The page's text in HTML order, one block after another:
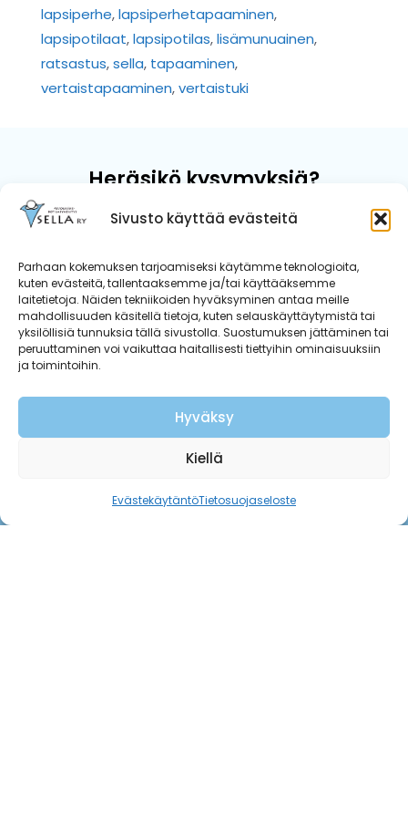
Sivusto käyttää evästeitä
Parhaan kokemuksen tarjoamiseksi käytämme teknologioita,
kuten evästeitä, tallentaaksemme ja/tai käyttääksemme
laitetietoja. Näiden tekniikoiden hyväksyminen antaa meille
mahdollisuuden käsitellä tietoja, kuten selauskäyttäytymistä tai
yksilöllisiä tunnuksia tällä sivustolla. Suostumuksen jättäminen tai
peruuttaminen voi vaikuttaa haitallisesti tiettyihin ominaisuuksiin
ja toimintoihin.
Hyväksy
Kiellä
EvästekäytäntöTietosuojaseloste
lapsiperhe,lapsiperhetapaaminen,
lapsipotilaat,lapsipotilas,lisämunuainen,
ratsastus,sella, tapaaminen,
vertaistapaaminen,vertaistuki
Heräsikö kysymyksiä?
Kun kaipaat luotettavaa kuuntelijaa
ohjausta tiedon etsimiseen, me
autamme.
Ota yhteyttä